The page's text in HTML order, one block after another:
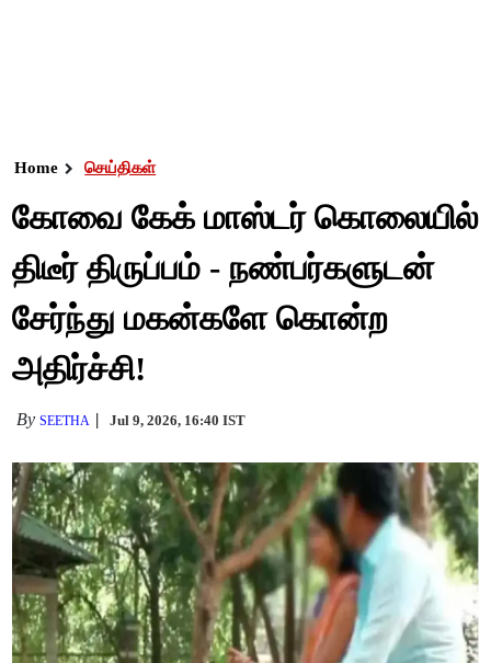
Home செய்திகள்
கோவை கேக் மாஸ்டர் கொலையில்
திடீர் திருப்பம் - நண்பர்களுடன்
சேர்ந்து மகன்களே கொன்ற
அதிர்ச்சி!
BySEETHA Jul 9, 2026, 16:40 IST